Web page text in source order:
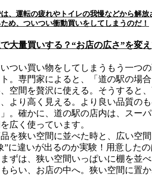
、運転の疲れやトイレの我慢などから解放
め、ついつい衝動買いをしてしまうのだ！
大量買いする？“お店の広さ”を変
つい買い物をしてしまうもう一つ
。専門家によると、「道の駅の場
空間を贅沢に使える。そうすると
より高く見える。より良い品質の
。確かに、道の駅の店内は、スー
広く使っています。
を狭い空間に並べた時と、広い空
”に違いが出るのか実験！用意した
ずは、狭い空間いっぱいに棚を並
らい、お店の中へ。狭い空間に置